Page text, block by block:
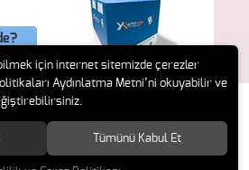
Ecza. Tüm hakları saklıdır.
için internet sitemizde çerezler
Aydınlatma Metni’ni okuyabilir ve
Tümünü Kabul Et